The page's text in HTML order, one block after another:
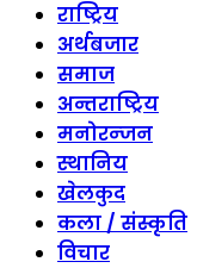
राष्ट्रिय
अर्थबजार
समाज
अन्तराष्ट्रिय
मनोरन्जन
स्थानिय
खेलकुद
कला / संस्कृति
विचार